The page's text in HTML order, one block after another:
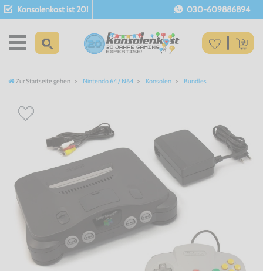
Konsolenkost ist 20! 030-609886894
Zur Startseite gehen Nintendo 64 / N64 Konsolen Bundles